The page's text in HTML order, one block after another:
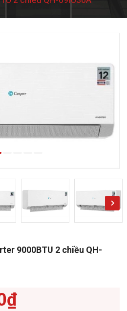
9000BTU 2 chiều QH-